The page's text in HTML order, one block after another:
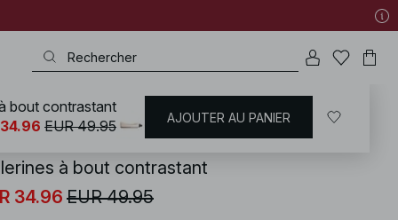
/ Chaussures / Chaussures Plates / Ballerines
à bout contrastant
34.96 EUR 49.95
bout contrastant
34.96 EUR 49.95 AJOUTER AU PANIER